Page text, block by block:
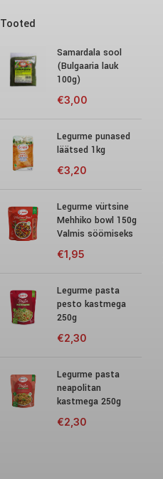
Tooted
Samardala sool
(Bulgaaria lauk
100g)
€3,00
Legurme punased
läätsed 1kg
€3,20
Legurme vürtsine
Mehhiko bowl 150g
Valmis söömiseks
€1,95
Legurme pasta
pesto kastmega
250g
€2,30
Legurme pasta
neapolitan
kastmega 250g
€2,30